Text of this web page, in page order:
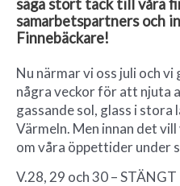
säga stort tack till våra
samarbetspartners och
Finnebäckare!
Nu närmar vi oss juli och
några veckor för att njuta
gassande sol, glass i stora
Värmeln. Men innan det
om våra öppettider under
V.28, 29 och 30 – STÄNGT